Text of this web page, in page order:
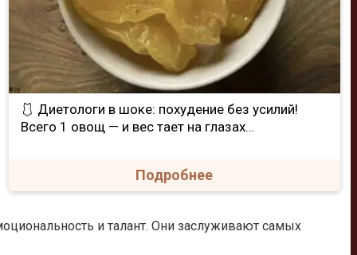
🩱 Диетологи в шоке: похудение без усилий!
Всего 1 овощ — и вес тает на глазах…
Подробнее
и талант. Они заслуживают самых